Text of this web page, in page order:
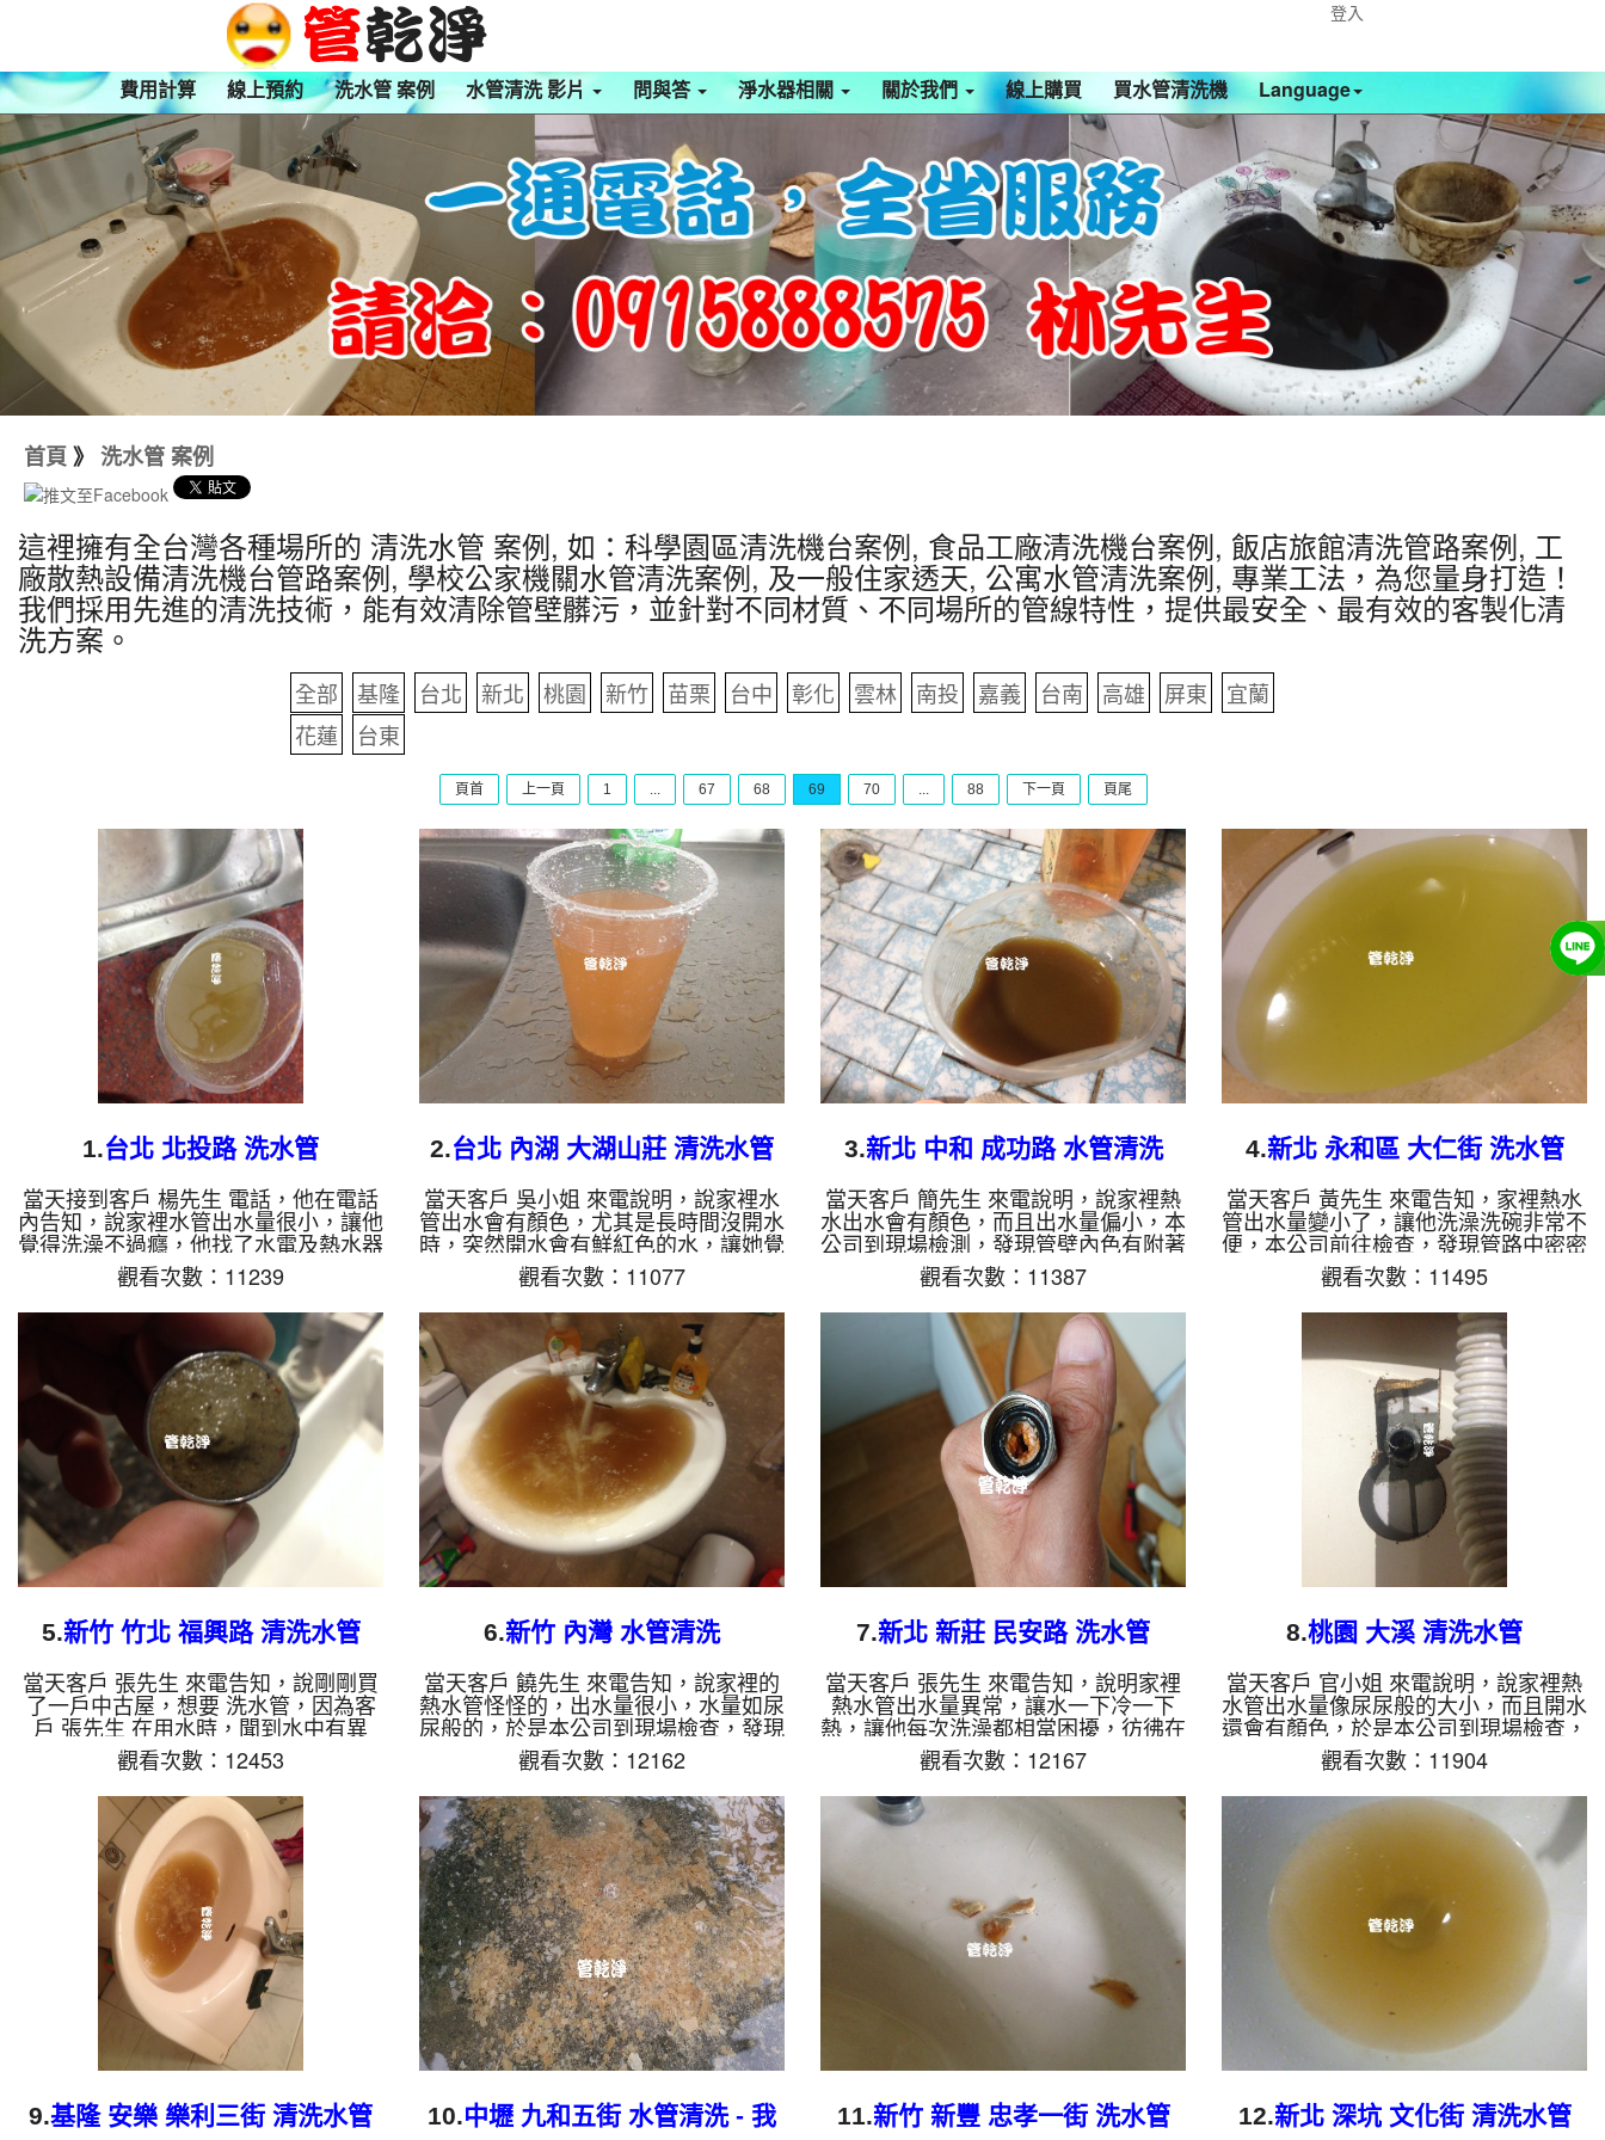
登入
費用計算 線上預約 洗水管 案例 水管清洗 影片 問與答 淨水器相關 關於我們 線上購買 買水管清洗機 Language
首頁 》 洗水管 案例
這裡擁有全台灣各種場所的 清洗水管 案例, 如：科學園區清洗機台案例, 食品工廠清洗機台案例, 飯店旅館清洗管路案例, 工
廠散熱設備清洗機台管路案例, 學校公家機關水管清洗案例, 及一般住家透天, 公寓水管清洗案例, 專業工法，為您量身打造！
我們採用先進的清洗技術，能有效清除管壁髒污，並針對不同材質、不同場所的管線特性，提供最安全、最有效的客製化清
洗方案。
全部 基隆 台北 新北 桃園 新竹 苗栗 台中 彰化 雲林 南投 嘉義 台南 高雄 屏東
宜蘭
花蓮
台東
頁首 上一頁 1 ... 67 68 69 70 ... 88 下一頁 頁尾
1.台北 北投路 洗水管
當天接到客戶 楊先生 電話，他在電話
內告知，說家裡水管出水量很小，讓他
覺得洗澡不過癮，他找了水電及熱水器
的技師來檢查，都說機器沒問題，有問
題的是水管，於是本公司到現場檢測，
發現管路中有髒東西堵住，本公司裝起
水管清洗機 ，開始 洗水管 ，髒水及異
物一直從管路噴出，如下影片，髒水出
水約幾十分鐘，楊先生看了才知道這麼
髒， 水管清洗 約兩個小時後，水管出
水總算洗乾淨，客戶 楊先生 很高興，
終於可以過癮洗澡了。 清洗水管, 水
管清洗, 洗水管, 熱水管堵塞, 熱水忽冷
忽熱...
觀看次數：11239
2.台北 內湖 大湖山莊 清洗水管
當天客戶 吳小姐 來電說明，說家裡水
管出水會有顏色，尤其是長時間沒開水
時，突然開水會有鮮紅色的水，讓她覺
得很噁心，如下圖，每次都要放水超過
五分種以上才敢用水，這樣不僅浪費水
資源也她浪費時間，於是本公司裝起
水管清洗機 ，開始 洗水管 ，髒水一直
從水龍頭噴出，如下影片，髒水出水約
幾十分鐘，吳小姐連忙拍照，才知道原
來她家水管這麼髒， 水管清洗 約兩個
小時後，水管出水總算沒有髒東西掉
出，客戶 吳小姐 非常高興，終於可以
安心用水。 清洗水管, 水管清洗, 洗水
管, 熱水管...
觀看次數：11077
3.新北 中和 成功路 水管清洗
當天客戶 簡先生 來電說明，說家裡熱
水出水會有顏色，而且出水量偏小，本
公司到現場檢測，發現管壁內色有附著
相當多的泥巴及鐵鏽，造成出水時會有
雜質掉出，於是本公司安裝 水管清洗
機 ，馬上 洗水管 ，泥水及鏽水一直從
熱水水龍頭噴出，如下影片，泥水及鏽
水出水約十幾分鐘，簡先生 看到也傻
了，當下領悟家裡水管這麼髒，不知吃
了多少年， 水管清洗 約兩個小時後，
水管裡的雜質洗乾淨及出水量正常，客
戶 簡先生 非常高興。 清洗水管, 水管
清洗, 洗水管, 熱水管堵塞, 熱水忽冷忽
熱 ...
觀看次數：11387
4.新北 永和區 大仁街 洗水管
當天客戶 黃先生 來電告知，家裡熱水
管出水量變小了，讓他洗澡洗碗非常不
便，本公司前往檢查，發現管路中密密
麻麻都是鐵鏽及管垢，於是本公司裝起
水管清洗機 ，開始 洗水管 ，鏽水一直
從水龍頭噴出，如下影片，鏽水出水約
十幾分鐘，讓黃先生嚇到了，說原來他
家水管這麼髒， 水管清洗 約兩個小時
後，水管出水量總算正常，客戶 黃先
生 非常高興，終於可以安心用水。 清
洗水管, 水管清洗, 洗水管, 熱水管堵塞,
熱水忽冷忽熱 ...
觀看次數：11495
5.新竹 竹北 福興路 清洗水管
當天客戶 張先生 來電告知，說剛剛買
了一戶中古屋，想要 洗水管，因為客
戶 張先生 在用水時，聞到水中有異
味，於是我們到現場檢查，才剛開水就
發現有濃濃的異味，於是本公司裝起
水管清洗機 ，開始 洗水管 ，髒水一直
從水龍頭噴出，如下影片，而且整間屋
子瀰漫著臭味，讓張先生嚇到了，說原
來他家水管這麼臭，如果用了幾年一定
會生病， 水管清洗 約兩個小時後，水
管出水總算沒味道了，客戶 張先生 非
常高興，終於可以安心用水了。 清洗
水管, 水管清洗, 洗水管, 熱水管堵塞,
熱水忽冷忽熱 ...
觀看次數：12453
6.新竹 內灣 水管清洗
當天客戶 饒先生 來電告知，說家裡的
熱水管怪怪的，出水量很小，水量如尿
尿般的，於是本公司到現場檢查，發現
熱水管真的堵得很嚴重，管壁內都是鐵
鏽管垢，本公司裝起 水管清洗機 ，開
始 洗水管 ，鏽水一直從水龍頭噴出，
如下影片， 水管清洗 約兩個小時後，
熱水管就能正常出水，客戶 饒先生 非
常快樂，終於可以安心用水了。 清洗
水管, 水管清洗, 洗水管, 熱水管堵塞,
熱水忽冷忽熱 ...
觀看次數：12162
7.新北 新莊 民安路 洗水管
當天客戶 張先生 來電告知，說明家裡
熱水管出水量異常，讓水一下冷一下
熱，讓他每次洗澡都相當困擾，彷彿在
洗 三溫暖 ，於是本公司到現場檢測，
剛拆下軟管，就發現管路有密集鐵鏽，
如下圖，本公司二話不說裝起 水管清
洗機 ，並開始 洗水管 ，洗水管 時 髒
水不停的從水龍頭噴出，如下影片，
水管清洗 約兩個小時後，熱水管就能
正常出水，客戶 張先生 非常高興，直
說洗澡不用再被燙了。 清洗水管, 水
管清洗, 洗水管, 熱水管堵塞, 熱水忽冷
忽熱 ...
觀看次數：12167
8.桃園 大溪 清洗水管
當天客戶 官小姐 來電說明，說家裡熱
水管出水量像尿尿般的大小，而且開水
還會有顏色，於是本公司到現場檢查，
剛拆下三角凡爾，就發現管壁被異物的
堵住了，如下圖，管壁被堵得密密麻
麻，當然水就過不去了，本公司架設起
水管清洗機 ，並開始 洗水管 ，洗水管
過程中 不斷的噴出泥水及鏽水，如下
影片， 水管清洗 沒一會，管路就堵住
了，於是本公司改用特殊工法來 清洗
水管 ，約兩個小時後，熱水管能正常
出水，客戶 官小姐 非常高興，可以正
常用水了。 清洗水管, 水管清洗, 洗水
管, 熱水管堵塞,...
觀看次數：11904
9.基隆 安樂 樂利三街 清洗水管 10.中壢 九和五街 水管清洗 - 我 11.新竹 新豐 忠孝一街 洗水管 12.新北 深坑 文化街 清洗水管